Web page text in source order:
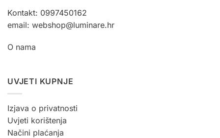
Kontakt: 0997450162
email: webshop@luminare.hr
O nama
UVJETI KUPNJE
Izjava o privatnosti
Uvjeti korištenja
Načini plaćanja